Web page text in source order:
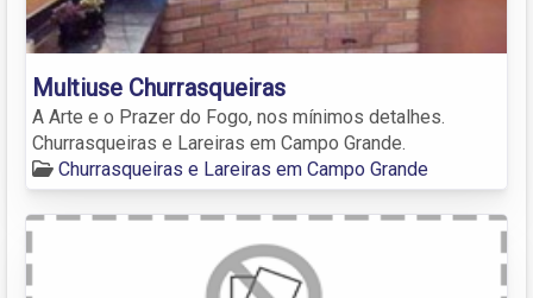
Multiuse Churrasqueiras
A Arte e o Prazer do Fogo, nos mínimos detalhes.
Churrasqueiras e Lareiras em Campo Grande.
Churrasqueiras e Lareiras em Campo Grande